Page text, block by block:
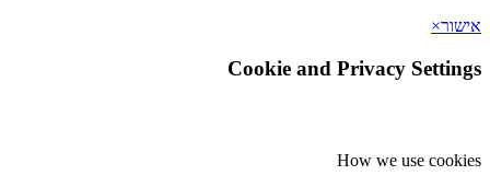
×
Cookie and Privacy
How we use